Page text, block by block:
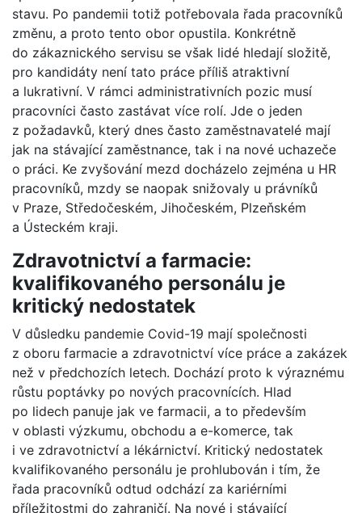
stavu. Po pandemii totiž potřebovala řada pracovníků
změnu, a proto tento obor opustila. Konkrétně
do zákaznického servisu se však lidé hledají složitě,
pro kandidáty není tato práce příliš atraktivní
a lukrativní. V rámci administrativních pozic musí
pracovníci často zastávat více rolí. Jde o jeden
z požadavků, který dnes často zaměstnavatelé mají
jak na stávající zaměstnance, tak i na nové uchazeče
o práci. Ke zvyšování mezd docházelo zejména u HR
pracovníků, mzdy se naopak snižovaly u právníků
v Praze, Středočeském, Jihočeském, Plzeňském
a Ústeckém kraji.
Zdravotnictví a farmacie:
kvalifikovaného personálu je
kritický nedostatek
V důsledku pandemie Covid-19 mají společnosti
z oboru farmacie a zdravotnictví více práce a zakázek
než v předchozích letech. Dochází proto k výraznému
růstu poptávky po nových pracovnících. Hlad
po lidech panuje jak ve farmacii, a to především
v oblasti výzkumu, obchodu a e-komerce, tak
i ve zdravotnictví a lékárnictví. Kritický nedostatek
kvalifikovaného personálu je prohlubován i tím, že
řada pracovníků odtud odchází za kariérními
příležitostmi do zahraničí. Na nové i stávající